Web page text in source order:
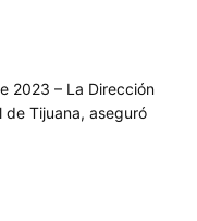
2023 – La Dirección
Tijuana, aseguró